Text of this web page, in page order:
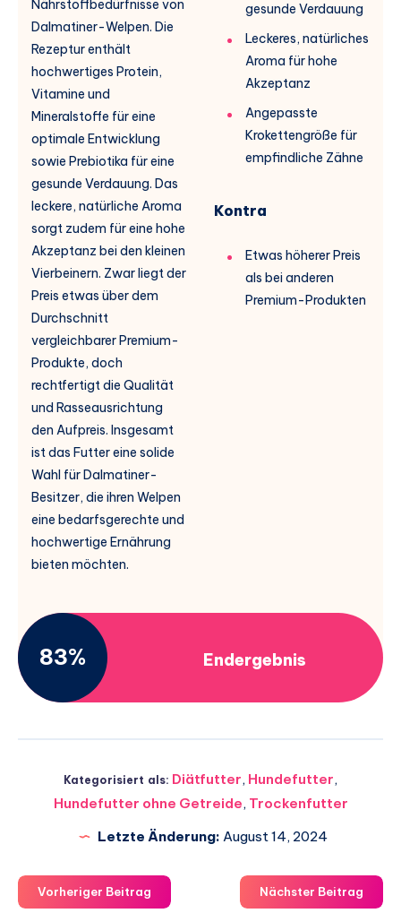
Nährstoffbedürfnisse von
Dalmatiner-Welpen. Die
Rezeptur enthält
hochwertiges Protein,
Vitamine und
Mineralstoffe für eine
optimale Entwicklung
sowie Prebiotika für eine
gesunde Verdauung. Das
leckere, natürliche Aroma
sorgt zudem für eine hohe
Akzeptanz bei den kleinen
Vierbeinern. Zwar liegt der
Preis etwas über dem
Durchschnitt
vergleichbarer Premium-
Produkte, doch
rechtfertigt die Qualität
und Rasseausrichtung
den Aufpreis. Insgesamt
ist das Futter eine solide
Wahl für Dalmatiner-
Besitzer, die ihren Welpen
eine bedarfsgerechte und
hochwertige Ernährung
bieten möchten.
gesunde Verdauung
Leckeres, natürliches
Aroma für hohe
Akzeptanz
Angepasste
Krokettengröße für
empfindliche Zähne
Kontra
Etwas höherer Preis
als bei anderen
Premium-Produkten
83% Endergebnis
Kategorisiert als: Diätfutter, Hundefutter,
Hundefutter ohne Getreide, Trockenfutter
Letzte Änderung: August 14, 2024
Vorheriger Beitrag Nächster Beitrag